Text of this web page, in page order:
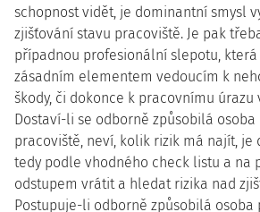
schopnost vidět, je dominantní smysl
zjišťování stavu pracoviště. Je pak
případnou profesionální slepotu, která
zásadním elementem vedoucím k
škody, či dokonce k pracovnímu úrazu
Dostaví-li se odborně způsobilá
pracoviště, neví, kolik rizik má najít, je
tedy podle vhodného check listu a na
odstupem vrátit a hledat rizika nad
Postupuje-li odborně způsobilá osoba